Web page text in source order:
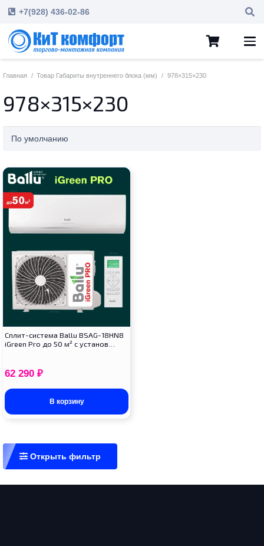
+7(928) 436-02-86
Главная / Товар Габариты внутреннего блока (мм) / 978×315×230
978×315×230
Сплит-система Ballu BSAG-18HN8
iGreen Pro до 50 м² с установ…
62 290 ₽
В корзину
Открыть фильтр